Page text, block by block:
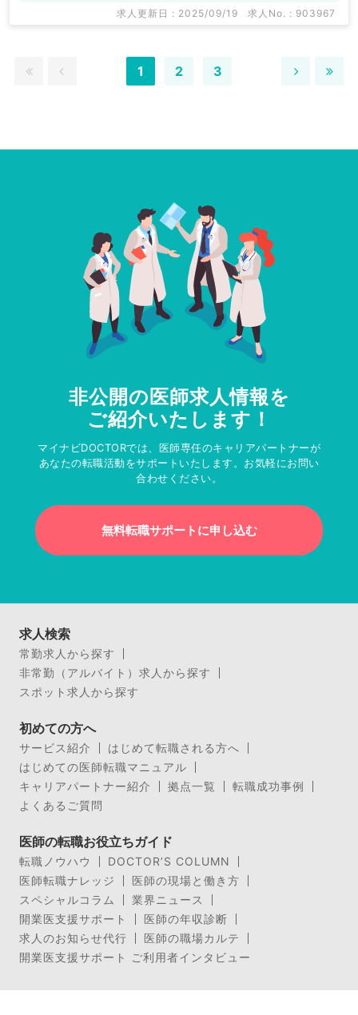
求人更新日 : 2025/09/19 求人No. : 903967
1 2 3
非公開の医師求人情報を
ご紹介いたします！
マイナビDOCTORでは、医師専任のキャリアパートナーが
あなたの転職活動をサポートいたします。お気軽にお問い
合わせください。
無料転職サポートに申し込む
求人検索
常勤求人から探す
非常勤（アルバイト）求人から探す
スポット求人から探す
初めての方へ
サービス紹介
はじめて転職される方へ
はじめての医師転職マニュアル
キャリアパートナー紹介
拠点一覧
転職成功事例
よくあるご質問
医師の転職お役立ちガイド
転職ノウハウ
DOCTOR’S COLUMN
医師転職ナレッジ
医師の現場と働き方
スペシャルコラム
業界ニュース
開業医支援サポート
医師の年収診断
求人のお知らせ代行
医師の職場カルテ
開業医支援サポート ご利用者インタビュー